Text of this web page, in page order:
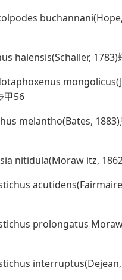
halensis(Schaller, 1783)
甲56
melantho(Bates, 1883)
nitidula(Moraw itz,
prolongatus
interruptus(Dejean,